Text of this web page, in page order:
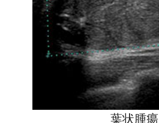
葉状腫瘍